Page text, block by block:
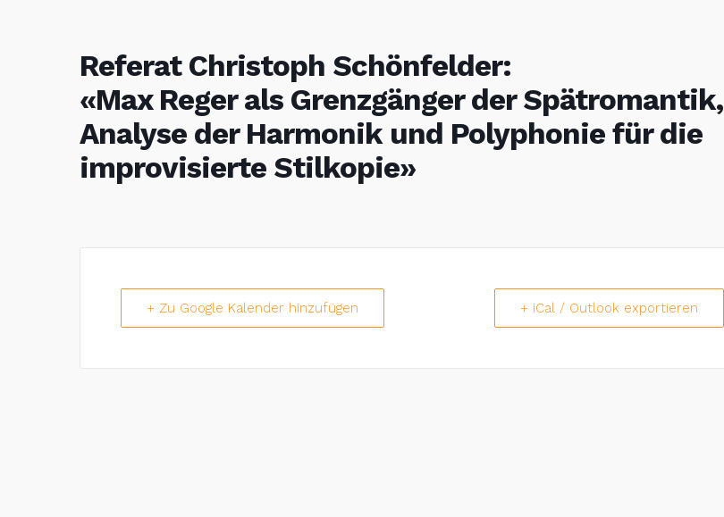
Referat Christoph Schönfelder:
«Max Reger als Grenzgänger der Spätromantik,
Analyse der Harmonik und Polyphonie für die
improvisierte Stilkopie»
+ Zu Google Kalender hinzufügen + iCal / Outlook exportieren